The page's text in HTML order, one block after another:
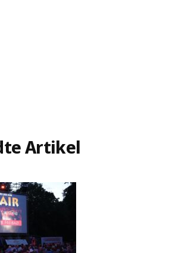
Artikel